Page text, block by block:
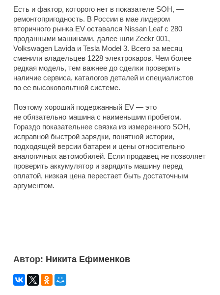
Есть и фактор, которого нет в показателе SOH, —
ремонтопригодность. В России в мае лидером
вторичного рынка EV оставался Nissan Leaf с 280
проданными машинами, далее шли Zeekr 001,
Volkswagen Lavida и Tesla Model 3. Всего за месяц
сменили владельцев 1228 электрокаров. Чем более
редкая модель, тем важнее до сделки проверить
наличие сервиса, каталогов деталей и специалистов
по ее высоковольтной системе.
Поэтому хороший подержанный EV — это
не обязательно машина с наименьшим пробегом.
Гораздо показательнее связка из измеренного SOH,
исправной быстрой зарядки, понятной истории,
подходящей версии батареи и цены относительно
аналогичных автомобилей. Если продавец не позволяет
проверить аккумулятор и зарядить машину перед
оплатой, низкая цена перестает быть достаточным
аргументом.
Автор: Никита Ефименков